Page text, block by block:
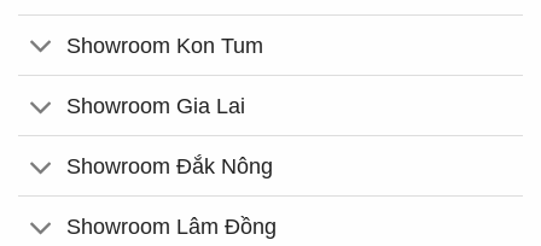
Showroom Kon Tum
Showroom Gia Lai
Showroom Đắk Nông
Showroom Lâm Đồng